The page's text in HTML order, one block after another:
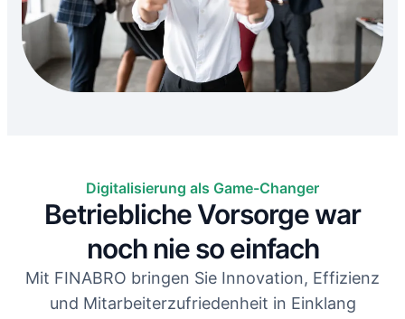
Digitalisierung als Game-Changer
Betriebliche Vorsorge war
noch nie so einfach
Mit FINABRO bringen Sie Innovation, Effizienz
und Mitarbeiterzufriedenheit in Einklang